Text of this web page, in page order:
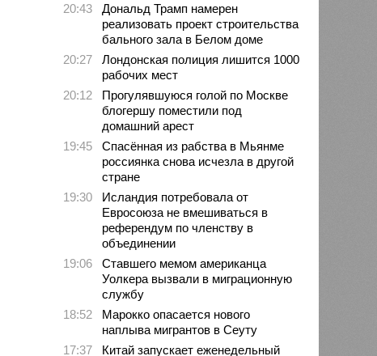
20:43
Дональд Трамп намерен
реализовать проект строительства
бального зала в Белом доме
20:27
Лондонская полиция лишится 1000
рабочих мест
20:12
Прогулявшуюся голой по Москве
блогершу поместили под
домашний арест
19:45
Спасённая из рабства в Мьянме
россиянка снова исчезла в другой
стране
19:30
Исландия потребовала от
Евросоюза не вмешиваться в
референдум по членству в
объединении
19:06
Ставшего мемом американца
Уолкера вызвали в миграционную
службу
18:52
Марокко опасается нового
наплыва мигрантов в Сеуту
17:37
Китай запускает еженедельный